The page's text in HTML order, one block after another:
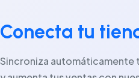
Conecta tu
Sincroniza automáticamente